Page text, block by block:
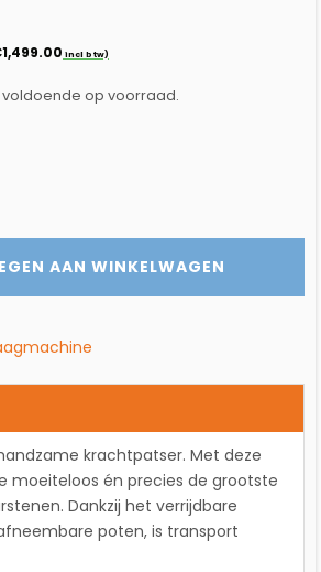
1,499.00 incl btw)
voldoende op voorraad.
AAN WINKELWAGEN
krachtpatser. Met deze
moeiteloos én precies de grootste
Dankzij het verrijdbare
poten, is transport